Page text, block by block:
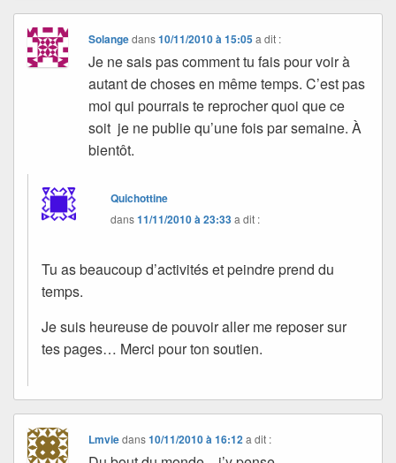
Solangedans10/11/2010 à 15:05 a dit :
Je ne sais pas comment tu fais pour voir à
autant de choses en même temps. C’est pas
moi qui pourrais te reprocher quoi que ce
soit je ne publie qu’une fois par semaine. À
bientôt.
Quichottine
dans11/11/2010 à 23:33a dit :
Tu as beaucoup d’activités et peindre prend du
temps.
Je suis heureuse de pouvoir aller me reposer sur
tes pages… Merci pour ton soutien.
Lmviedans10/11/2010 à 16:12 a dit :